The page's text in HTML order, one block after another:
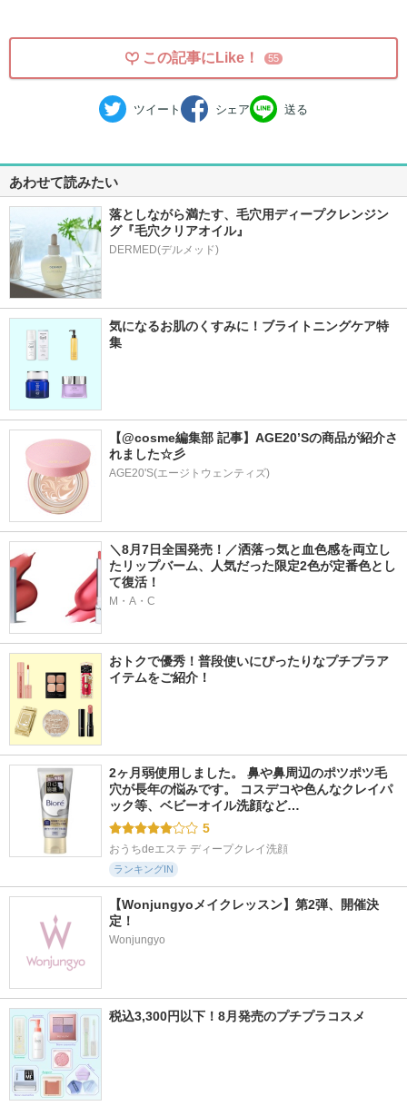
この記事にLike！ 55
ツイート シェア 送る
あわせて読みたい
落としながら満たす、毛穴用ディープクレンジン
グ『毛穴クリアオイル』
気になるお肌のくすみに！ブライトニングケア特
集
【@cosme編集部 記事】AGE20’Sの商品が紹介さ
れました☆彡
AGE20'S(エージトウェンティズ)
＼8月7日全国発売！／洒落っ気と血色感を両立し
たリップバーム、人気だった限定2色が定番色とし
て復活！
M・A・C
おトクで優秀！普段使いにぴったりなプチプラア
イテムをご紹介！
2ヶ月弱使用しました。 鼻や鼻周辺のポツポツ毛
穴が長年の悩みです。 コスデコや色んなクレイパ
ック等、ベビーオイル洗顔など…
5
おうちdeエステ ディープクレイ洗顔
ランキングIN
【Wonjungyoメイクレッスン】第2弾、開催決
定！
Wonjungyo
税込3,300円以下！8月発売のプチプラコスメ